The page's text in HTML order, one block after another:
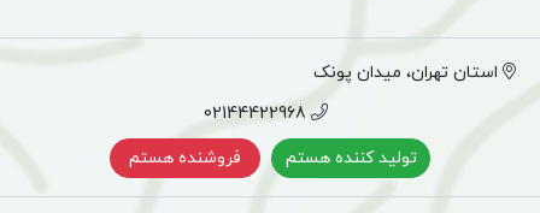
استان تهران، میدان پونک
02144422968
تولید کننده هستم
فروشنده هستم